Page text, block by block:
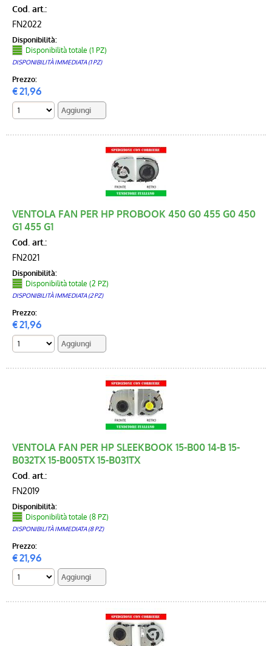
Cod. art.:
FN2022
Disponibilità:
Disponibilità totale (1 PZ)
DISPONIBILITÀ IMMEDIATA (1 PZ)
Prezzo:
€21,96
VENTOLA FAN PER HP PROBOOK 450 G0 455 G0 450
G1 455 G1
Cod. art.:
FN2021
Disponibilità:
Disponibilità totale (2 PZ)
DISPONIBILITÀ IMMEDIATA (2 PZ)
Prezzo:
€21,96
VENTOLA FAN PER HP SLEEKBOOK 15-B00 14-B 15-
B032TX 15-B005TX 15-B031TX
Cod. art.:
FN2019
Disponibilità:
Disponibilità totale (8 PZ)
DISPONIBILITÀ IMMEDIATA (8 PZ)
Prezzo:
€21,96